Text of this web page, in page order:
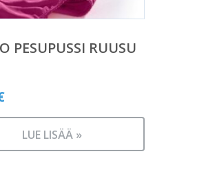
PESUPUSSI RUUSU
LUE LISÄÄ »